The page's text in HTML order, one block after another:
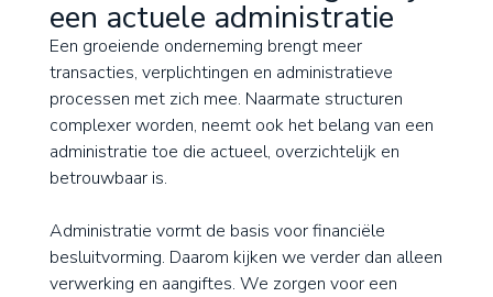
een actuele administratie
Een groeiende onderneming brengt meer
transacties, verplichtingen en administratieve
processen met zich mee. Naarmate structuren
complexer worden, neemt ook het belang van een
administratie toe die actueel, overzichtelijk en
betrouwbaar is.
Administratie vormt de basis voor financiële
besluitvorming. Daarom kijken we verder dan alleen
verwerking en aangiftes. We zorgen voor een